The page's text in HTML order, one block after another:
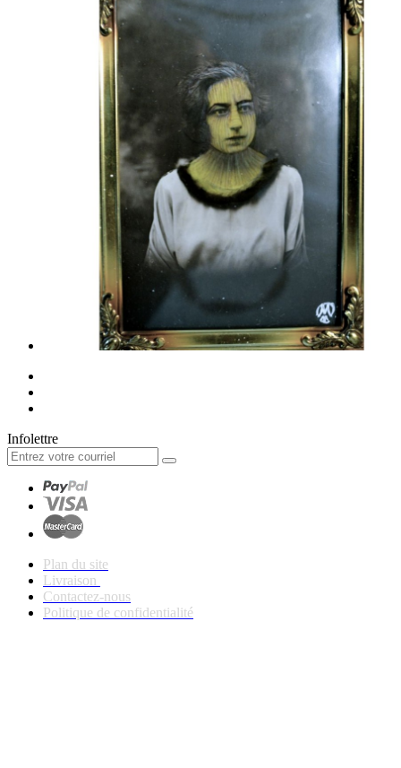
Infolettre
Plan du site
Livraison
Contactez-nous
Politique de confidentialité